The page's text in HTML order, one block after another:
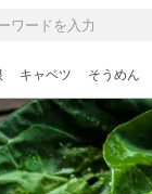
キャベツ そうめん